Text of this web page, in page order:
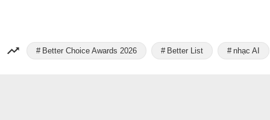
Better Choice Awards 2026 Better List nhạc AI